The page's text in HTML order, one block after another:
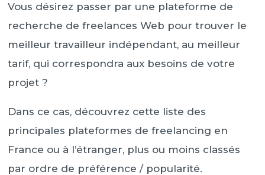
Vous désirez passer par une plateforme de
recherche de freelances Web pour trouver le
meilleur travailleur indépendant, au meilleur
tarif, qui correspondra aux besoins de votre
projet ?
Dans ce cas, découvrez cette liste des
principales plateformes de freelancing en
France ou à l’étranger, plus ou moins classés
par ordre de préférence / popularité.